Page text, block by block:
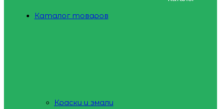
Каталог товаров
Краски и эмали